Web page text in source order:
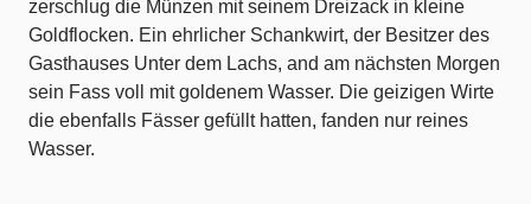
zerschlug die Münzen mit seinem Dreizack in kleine
Goldflocken. Ein ehrlicher Schankwirt, der Besitzer des
Gasthauses Unter dem Lachs, and am nächsten Morgen
sein Fass voll mit goldenem Wasser. Die geizigen Wirte
die ebenfalls Fässer gefüllt hatten, fanden nur reines
Wasser.